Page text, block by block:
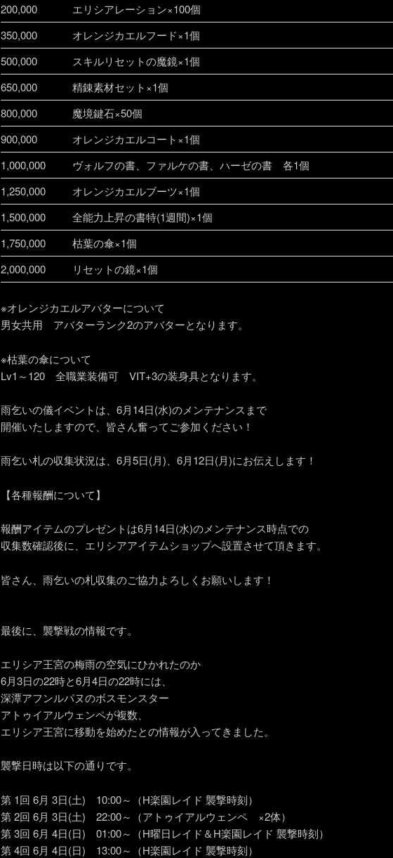
200,000
エリシアレーション×100個
350,000
オレンジカエルフード×1個
500,000
スキルリセットの魔鏡×1個
650,000
精錬素材セット×1個
800,000
魔境鍵石×50個
900,000
オレンジカエルコート×1個
1,000,000
ヴォルフの書、ファルケの書、ハーゼの書 各1個
1,250,000
オレンジカエルブーツ×1個
1,500,000
全能力上昇の書特(1週間)×1個
1,750,000
枯葉の傘×1個
2,000,000
リセットの鏡×1個
※オレンジカエルアバターについて
男女共用 アバターランク2のアバターとなります。
※枯葉の傘について
Lv1～120 全職業装備可 VIT+3の装身具となります。
雨乞いの儀イベントは、6月14日(水)のメンテナンスまで
開催いたしますので、皆さん奮ってご参加ください！
雨乞い札の収集状況は、6月5日(月)、6月12日(月)にお伝えします！
【各種報酬について】
報酬アイテムのプレゼントは6月14日(水)のメンテナンス時点での
収集数確認後に、エリシアアイテムショップへ設置させて頂きます。
皆さん、雨乞いの札収集のご協力よろしくお願いします！
最後に、襲撃戦の情報です。
エリシア王宮の梅雨の空気にひかれたのか
6月3日の22時と6月4日の22時には、
深潭アフンルパヌのボスモンスター
アトゥイアルウェンペが複数、
エリシア王宮に移動を始めたとの情報が入ってきました。
襲撃日時は以下の通りです。
第 1回 6月 3日(土) 10:00～（H楽園レイド 襲撃時刻）
第 2回 6月 3日(土) 22:00～（アトゥイアルウェンペ ×2体）
第 3回 6月 4日(日) 01:00～（H曜日レイド＆H楽園レイド 襲撃時刻）
第 4回 6月 4日(日) 13:00～（H楽園レイド 襲撃時刻）